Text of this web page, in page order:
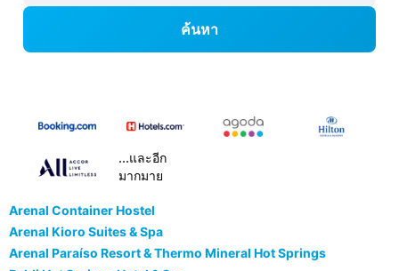
ค้นหา
...และอีก
มากมาย
Arenal Container Hostel
Arenal Kioro Suites & Spa
Arenal Paraíso Resort & Thermo Mineral Hot Springs